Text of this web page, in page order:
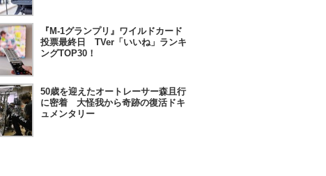
『M-1グランプリ』ワイルドカード
投票最終日 TVer「いいね」ランキ
ングTOP30！
50歳を迎えたオートレーサー森且行
に密着 大怪我から奇跡の復活ドキ
ュメンタリー